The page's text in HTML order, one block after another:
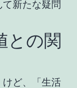
新たな疑問
との関
けど、「生活